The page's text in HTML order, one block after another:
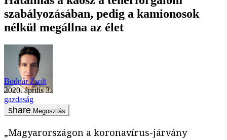
szabályozásában, pedig a kamionosok
nélkül megállna az élet
Bodnár Zsolt
2020. április 3.
gazdaság
Megosztás
„Magyarországon a koronavírus-járvány